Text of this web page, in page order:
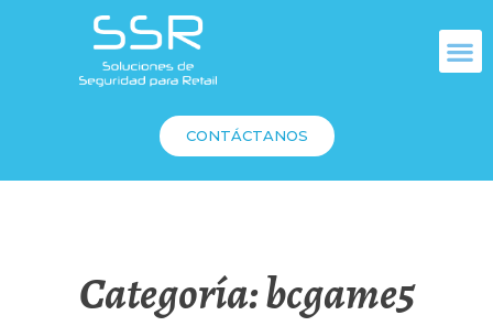
CONTÁCTANOS
Categoría:bcgame5